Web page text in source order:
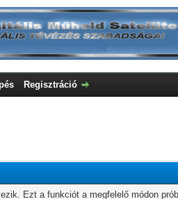
Regisztráció
Ezt a funkciót a megfelelő módon